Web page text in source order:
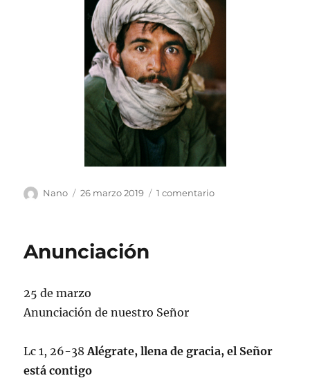
Autor
Nano
Publicado
26 marzo 2019 1 comentarioen
Anunciación
25 de marzo
Anunciación de nuestro Señor
Lc 1, 26-38Alégrate, llena de gracia, el Señor
está contigo